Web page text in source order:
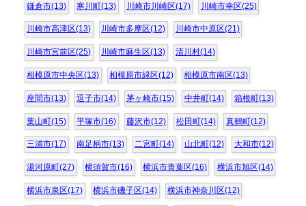
鎌倉市(13) 寒川町(13) 川崎市川崎区(17) 川崎市幸区(25)
川崎市高津区(13) 川崎市多摩区(12) 川崎市中原区(21)
川崎市宮前区(25) 川崎市麻生区(13) 清川村(14)
相模原市中央区(13) 相模原市緑区(12) 相模原市南区(13)
座間市(13) 逗子市(14) 茅ヶ崎市(15) 中井町(14) 箱根町(13)
葉山町(15) 平塚市(16) 藤沢市(12) 松田町(14) 真鶴町(12)
三浦市(17) 南足柄市(13) 二宮町(14) 山北町(12) 大和市(12)
湯河原町(27) 横須賀市(16) 横浜市青葉区(16) 横浜市旭区(14)
横浜市泉区(17) 横浜市磯子区(14) 横浜市神奈川区(12)